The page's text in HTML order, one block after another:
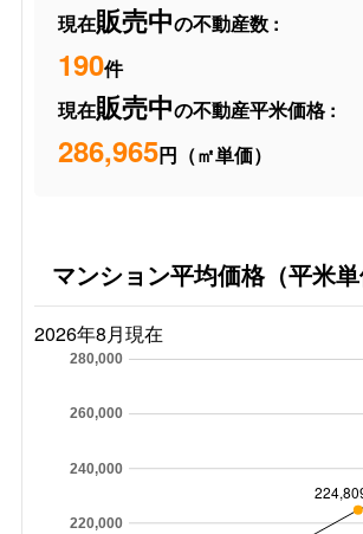
現在販売中の不動産数 :
190件
現在販売中の不動産平米価格 :
286,965円（㎡単価）
マンション平均価格（平米
2026年8月現在
220,000
240,000
260,000
280,000